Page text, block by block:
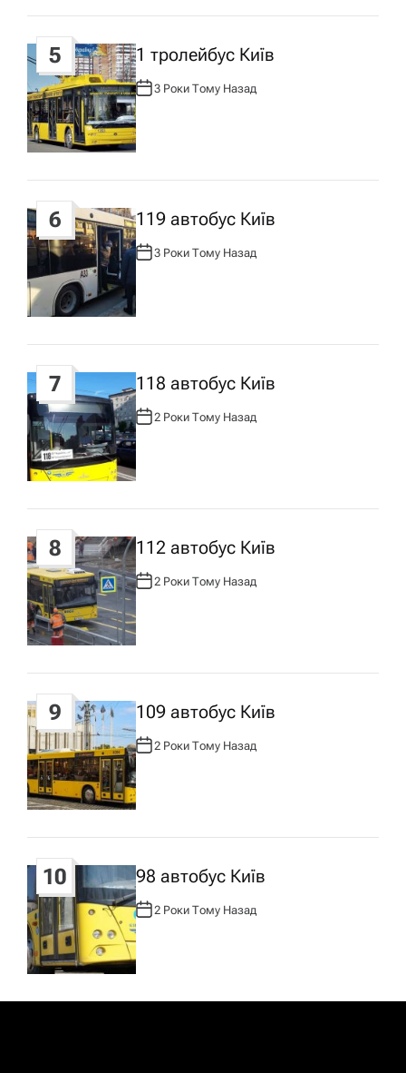
5 1 тролейбус Київ
А
В
Т
О
Р
:
3 Роки Тому Назад
6 119 автобус Київ
А
Р
:
3 Роки Тому Назад
7 118 автобус Київ
А
В
Т
Р
:
2 Роки Тому Назад
8 112 автобус Київ
А
В
О
Р
:
2 Роки Тому Назад
9 109 автобус Київ
А
В
Т
О
Р
:
2 Роки Тому Назад
10 98 автобус Київ
А
В
Т
Р
:
2 Роки Тому Назад